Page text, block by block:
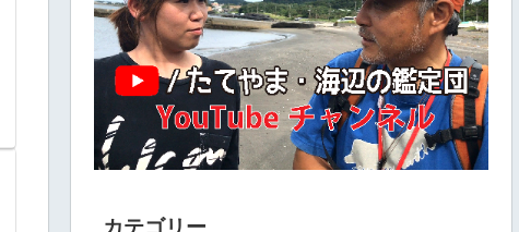
カテゴリー